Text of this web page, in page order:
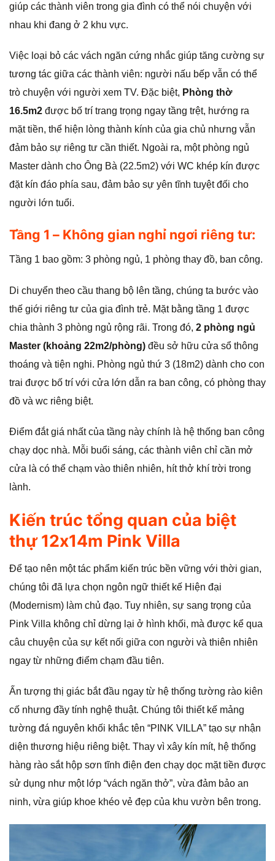
giúp các thành viên trong gia đình có thể nói chuyện với
nhau khi đang ở 2 khu vực.
Việc loại bỏ các vách ngăn cứng nhắc giúp tăng cường sự
tương tác giữa các thành viên: người nấu bếp vẫn có thể
trò chuyện với người xem TV. Đặc biệt, Phòng thờ
16.5m2 được bố trí trang trọng ngay tầng trệt, hướng ra
mặt tiền, thể hiện lòng thành kính của gia chủ nhưng vẫn
đảm bảo sự riêng tư cần thiết. Ngoài ra, một phòng ngủ
Master dành cho Ông Bà (22.5m2) với WC khép kín được
đặt kín đáo phía sau, đảm bảo sự yên tĩnh tuyệt đối cho
người lớn tuổi.
Tầng 1 – Không gian nghỉ ngơi riêng tư:
Tầng 1 bao gồm: 3 phòng ngủ, 1 phòng thay đồ, ban công.
Di chuyển theo cầu thang bộ lên tầng, chúng ta bước vào
thế giới riêng tư của gia đình trẻ. Mặt bằng tầng 1 được
chia thành 3 phòng ngủ rộng rãi. Trong đó, 2 phòng ngủ
Master (khoảng 22m2/phòng) đều sở hữu cửa sổ thông
thoáng và tiện nghi. Phòng ngủ thứ 3 (18m2) dành cho con
trai được bố trí với cửa lớn dẫn ra ban công, có phòng thay
đồ và wc riêng biệt.
Điểm đắt giá nhất của tầng này chính là hệ thống ban công
chạy dọc nhà. Mỗi buổi sáng, các thành viên chỉ cần mở
cửa là có thể chạm vào thiên nhiên, hít thở khí trời trong
lành.
Kiến trúc tổng quan của biệt
thự 12x14m Pink Villa
Để tạo nên một tác phẩm kiến trúc bền vững với thời gian,
chúng tôi đã lựa chọn ngôn ngữ thiết kế Hiện đại
(Modernism) làm chủ đạo. Tuy nhiên, sự sang trọng của
Pink Villa không chỉ dừng lại ở hình khối, mà được kể qua
câu chuyện của sự kết nối giữa con người và thiên nhiên
ngay từ những điểm chạm đầu tiên.
Ấn tượng thị giác bắt đầu ngay từ hệ thống tường rào kiên
cố nhưng đầy tính nghệ thuật. Chúng tôi thiết kế mảng
tường đá nguyên khối khắc tên “PINK VILLA” tạo sự nhận
diện thương hiệu riêng biệt. Thay vì xây kín mít, hệ thống
hàng rào sắt hộp sơn tĩnh điện đen chạy dọc mặt tiền được
sử dụng như một lớp “vách ngăn thở”, vừa đảm bảo an
ninh, vừa giúp khoe khéo vẻ đẹp của khu vườn bên trong.